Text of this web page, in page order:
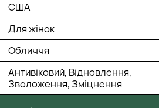
США
Для жінок
Обличчя
Антивіковий, Відновлення,
Зволоження, Зміцнення